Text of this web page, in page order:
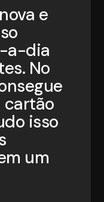
e
a-dia
No
cartão
isso
um